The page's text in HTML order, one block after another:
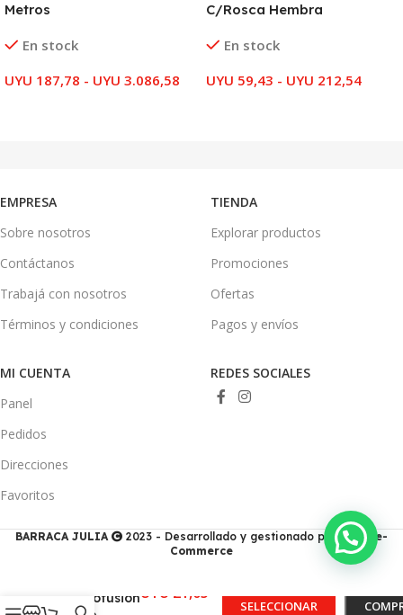
Metros
En stock
UYU 187,78 - UYU 3.086,58
C/Rosca Hembra
En stock
UYU 59,43 - UYU 212,54
EMPRESA
Sobre nosotros
Contáctanos
Trabajá con nosotros
Términos y condiciones
TIENDA
Explorar productos
Promociones
Ofertas
Pagos y envíos
MI CUENTA
Panel
Pedidos
Direcciones
Favoritos
REDES SOCIALES
BARRACA JULIA 2023 - Desarrollado y gestionado por Ducis e-
Commerce
TermofusiónUYU 21,05
SELECCIONAR